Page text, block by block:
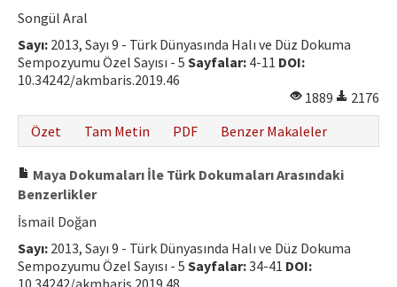
Songül Aral
Sayı: 2013, Sayı 9 - Türk Dünyasında Halı ve Düz Dokuma
Sempozyumu Özel Sayısı - 5 Sayfalar: 4-11 DOI:
10.34242/akmbaris.2019.46
1889
2176
Özet
Tam Metin PDF Benzer Makaleler
Maya Dokumaları İle Türk Dokumaları Arasındaki
Benzerlikler
İsmail Doğan
Sayı: 2013, Sayı 9 - Türk Dünyasında Halı ve Düz Dokuma
Sempozyumu Özel Sayısı - 5 Sayfalar:34-41 DOI:
10.34242/akmbaris.2019.48